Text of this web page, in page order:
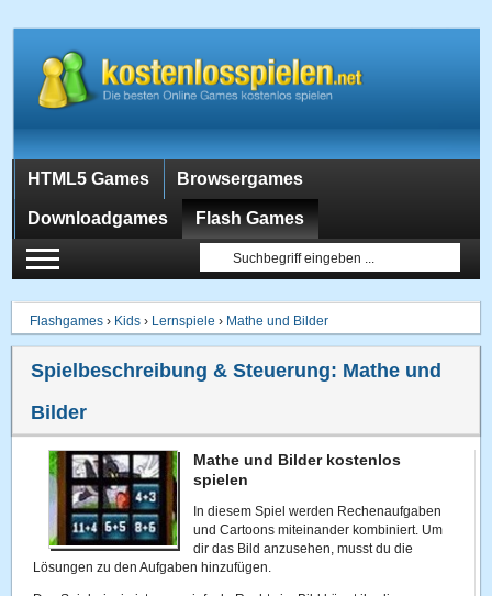
HTML5 Games Browsergames
Downloadgames Flash Games
Flashgames › Kids › Lernspiele › Mathe und Bilder
Spielbeschreibung & Steuerung: Mathe und
Bilder
Mathe und Bilder kostenlos
spielen
In diesem Spiel werden Rechenaufgaben
und Cartoons miteinander kombiniert. Um
dir das Bild anzusehen, musst du die
Lösungen zu den Aufgaben hinzufügen.